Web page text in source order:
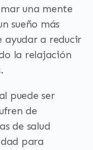
una mente
sueño más
ayudar a reducir
la relajación
puede ser
de
de salud
para